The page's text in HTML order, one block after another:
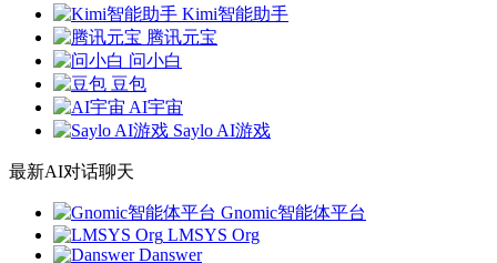
Kimi智能助手
腾讯元宝
问小白
豆包
AI宇宙
Saylo AI游戏
最新AI对话聊天
Gnomic智能体平台
LMSYS Org
Danswer